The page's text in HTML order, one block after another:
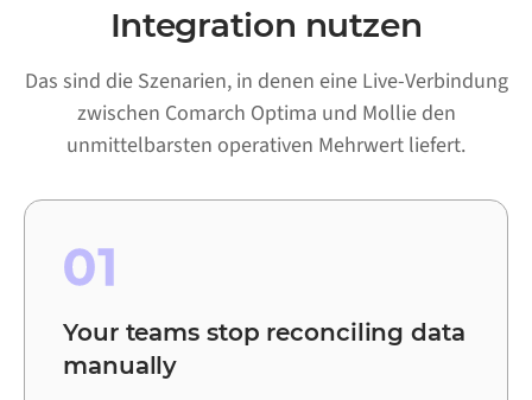
Integration nutzen
Das sind die Szenarien, in denen eine Live-Verbindung
zwischen Comarch Optima und Mollie den
unmittelbarsten operativen Mehrwert liefert.
01
Your teams stop reconciling data
manually